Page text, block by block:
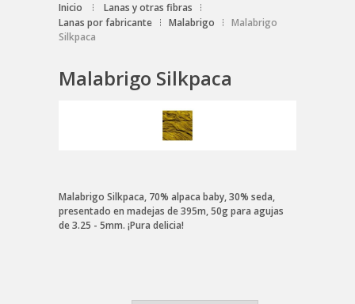
Inicio
Lanas y otras fibras
Lanas por fabricante
Malabrigo
Malabrigo
Silkpaca
Malabrigo Silkpaca
Malabrigo Silkpaca, 70% alpaca baby, 30% seda,
presentado en madejas de 395m, 50g para agujas
de 3.25 - 5mm. ¡Pura delicia!